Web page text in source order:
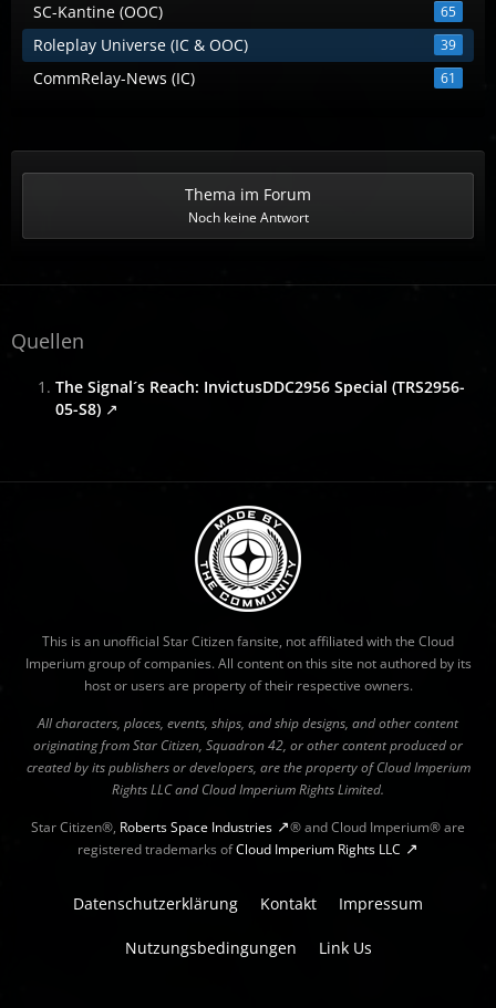
SC-Kantine (OOC) 65
Roleplay Universe (IC & OOC) 39
CommRelay-News (IC) 61
Thema im Forum
Noch keine Antwort
Quellen
The Signal´s Reach: InvictusDDC2956 Special (TRS2956-
05-S8)
This is an unofficial Star Citizen fansite, not affiliated with the Cloud
Imperium group of companies. All content on this site not authored by its
host or users are property of their respective owners.
All characters, places, events, ships, and ship designs, and other content
originating from Star Citizen, Squadron 42, or other content produced or
created by its publishers or developers, are the property of Cloud Imperium
Rights LLC and Cloud Imperium Rights Limited.
Star Citizen®, Roberts Space Industries
® and Cloud Imperium® are
registered trademarks ofCloud Imperium Rights LLC
Datenschutzerklärung Kontakt Impressum
Nutzungsbedingungen Link Us